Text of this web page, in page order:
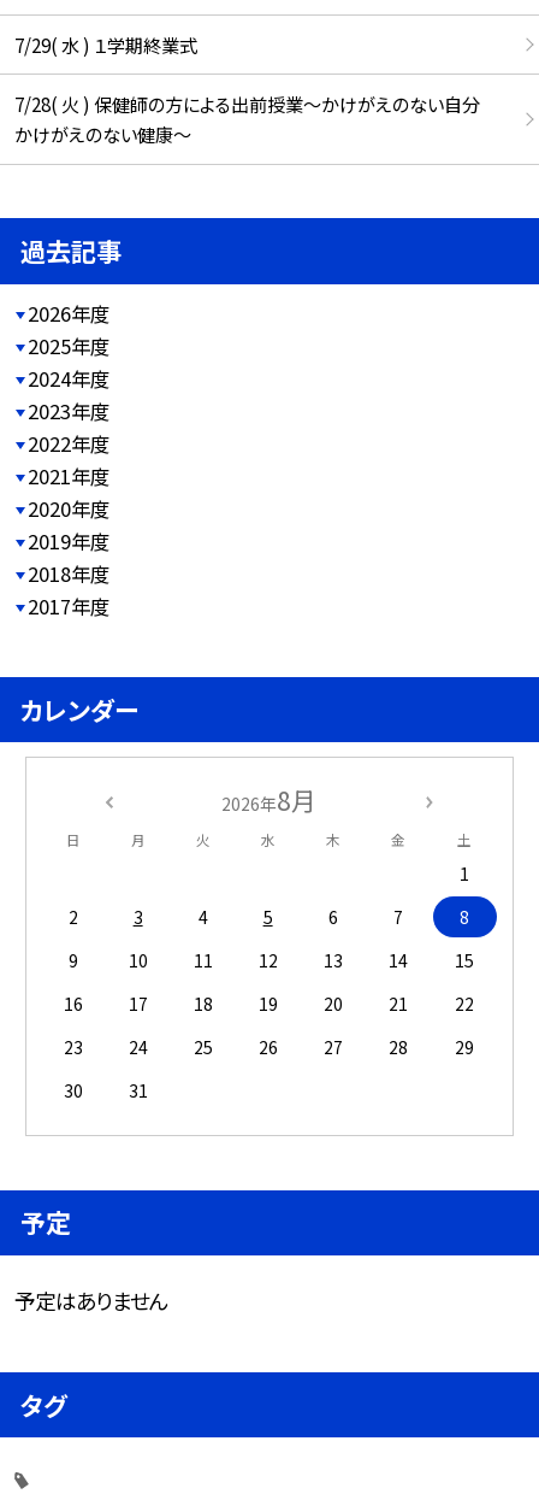
7/29( 水 ) １学期終業式
7/28( 火 ) 保健師の方による出前授業～かけがえのない自分
かけがえのない健康～
過去記事
2026年度
2025年度
2024年度
2023年度
2022年度
2021年度
2020年度
2019年度
2018年度
2017年度
カレンダー
2026年8月
日 月 火 水 木 金 土
1
2
3 4 5 6 7
8
9
10 11 12 13 14
15
16
17 18 19 20 21
22
23
24 25 26 27 28
29
30
31
予定
予定はありません
タグ